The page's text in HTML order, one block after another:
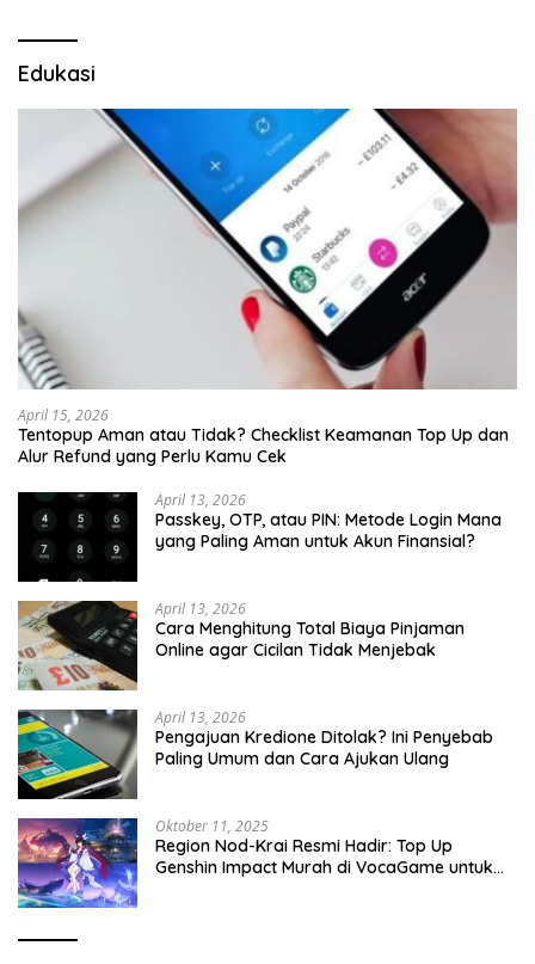
Edukasi
April 15, 2026
Tentopup Aman atau Tidak? Checklist Keamanan Top Up dan
Alur Refund yang Perlu Kamu Cek
April 13, 2026
Passkey, OTP, atau PIN: Metode Login Mana
yang Paling Aman untuk Akun Finansial?
April 13, 2026
Cara Menghitung Total Biaya Pinjaman
Online agar Cicilan Tidak Menjebak
April 13, 2026
Pengajuan Kredione Ditolak? Ini Penyebab
Paling Umum dan Cara Ajukan Ulang
Oktober 11, 2025
Region Nod-Krai Resmi Hadir: Top Up
Genshin Impact Murah di VocaGame untuk